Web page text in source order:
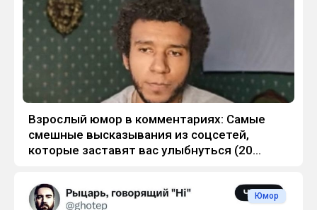
Взрослый юмор в комментариях: Самые
смешные высказывания из соцсетей,
которые заставят вас улыбнуться (20
Юмор